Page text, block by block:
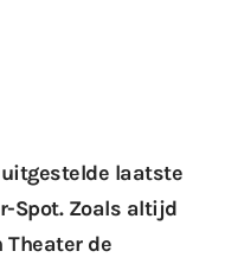
uitgestelde laatste
Spot. Zoals altijd
de